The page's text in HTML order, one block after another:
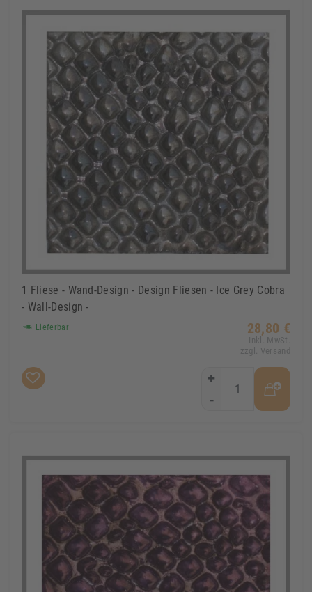
1 Fliese - Wand-Design - Design Fliesen - Ice Grey Cobra
- Wall-Design -
Lieferbar 28,80 €
Inkl. MwSt.
zzgl. Versand
+
-